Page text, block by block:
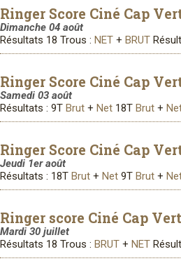
Ringer Score Ciné Cap
Dimanche 04 août
Résultats 18 Trous : NET + BRUT
Ringer Score Ciné Cap
Samedi 03 août
Résultats : 9T Brut + Net 18T Brut +
Ringer Score Ciné Cap
Jeudi 1er août
Résultats : 18T Brut + Net 9T Brut +
Ringer score Ciné Cap Vert
Mardi 30 juillet
Résultats 18 Trous : BRUT + NET